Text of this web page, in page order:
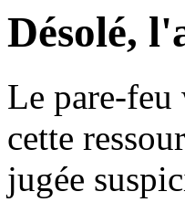
Désolé,
Le pare-feu
cette
jugée